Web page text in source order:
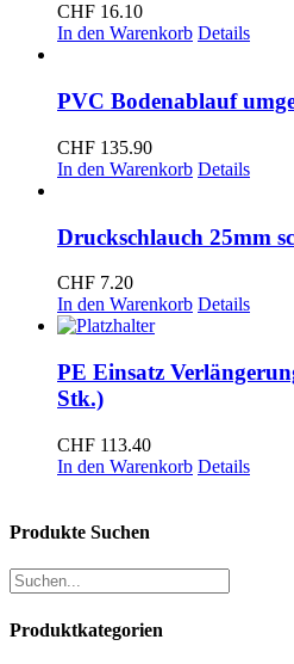
CHF 16.10
In den Warenkorb Details
PVC Bodenablauf
CHF 135.90
In den Warenkorb Details
Druckschlauch 25mm
CHF 7.20
In den Warenkorb Details
PE Einsatz
Stk.)
CHF 113.40
In den Warenkorb Details
Produkte Suchen
Produktkategorien